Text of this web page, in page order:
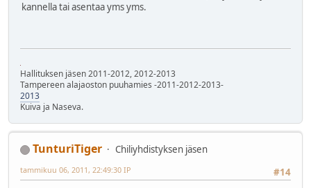
kannella tai asentaa yms yms.
Hallituksen jäsen 2011-2012, 2012-2013
Tampereen alajaoston puuhamies -2011-2012-2013-
2013
Kuiva ja Naseva.
TunturiTiger
Chiliyhdistyksen jäsen
#14
tammikuu 06, 2011, 22:49:30 IP